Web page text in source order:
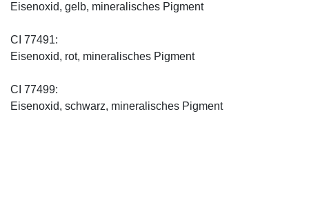
Eisenoxid, gelb, mineralisches Pigment
CI 77491:
Eisenoxid, rot, mineralisches Pigment
CI 77499:
Eisenoxid, schwarz, mineralisches Pigment